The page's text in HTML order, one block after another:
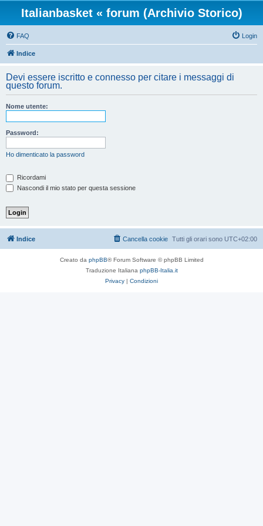
Italianbasket « forum (Archivio Storico)
FAQ Login
Indice
Devi essere iscritto e connesso per citare i messaggi di
questo forum.
Nome utente:
Password:
Ho dimenticato la password
Ricordami
Nascondi il mio stato per questa sessione
Indice Tutti gli orari sono UTC+02:00
Cancella cookie
Creato da phpBB® Forum Software © phpBB Limited
Traduzione Italiana phpBB-Italia.it
Privacy | Condizioni